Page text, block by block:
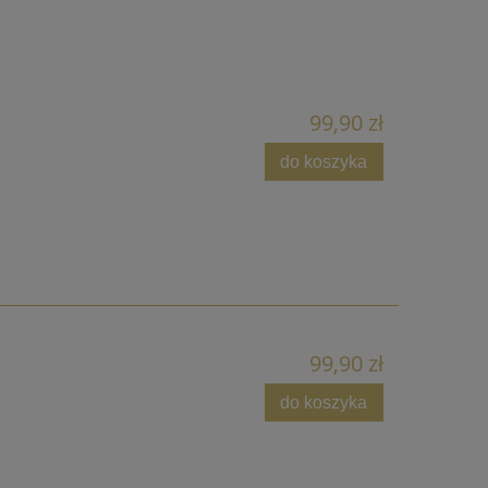
99,90 zł
do koszyka
99,90 zł
do koszyka